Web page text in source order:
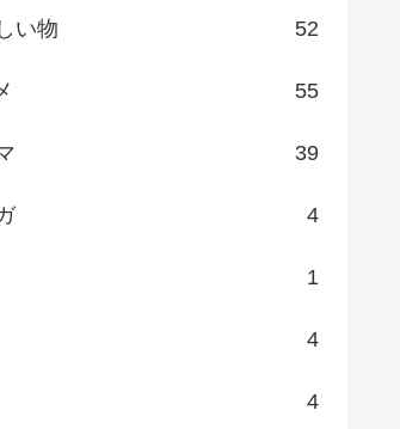
い物 52
55
39
4
1
4
4